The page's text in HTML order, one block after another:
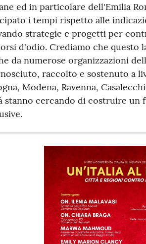
ed in particolare dell'Emilia
i tempi rispetto alle
strategie e progetti per
d'odio. Crediamo che questo
da numerose organizzazioni
raccolto e sostenuto a
Modena, Ravenna,
stanno cercando di costruire